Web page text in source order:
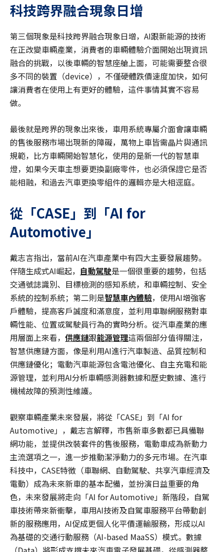
科技跨界融合現象日增
第三個現象是科技跨界融合現象日增，AI跟新能源的技術
在正改變車輛產業，消費者的車輛體驗介面開始出現資訊
融合的挑戰，以後車輛的智慧座艙上面，可能需要整合很
多不同的裝置（device），不僅硬體跌價速度加快，如何
讓消費者在使用上有更好的體驗，這件事情其實不容易
做。
最後就是跨界的現象出來後，車用系統專屬介面會讓車輛
的售後服務市場出現新的障礙，萬物上車皆需晶片與通訊
規範，比方車輛開始智慧化，使用的是新一代的智慧車
燈，如果今天車主想要更換副廠零件，也必須保證它是否
能相融，和過去汽車更換零組件的邏輯亦是大相逕庭。
從「CASE」到「AI for
Automotive」
戴志言指出，當前AI在汽車產業中有四大主要發展趨勢。
伴隨生成式AI崛起， 自動駕駛是一個很重要的趨勢，包括
交通號誌識別、目標檢測的感知系統，和車輛控制、安全
系統的控制系統；第二則是智慧車內體驗，使用AI增強客
戶體驗，提高客戶誠度和滿意度，並利用車聯網服務對車
輛性能、位置或駕駛員行為的實時分析。從汽車產業的應
用層面上來看， 供應鏈跟能源管理這兩個部分值得關注，
智慧供應鏈方面，像是利用AI進行汽車製造、品質控制和
供應鏈優化；電動汽車能源包含電池優化、自主充電和能
源管理，並利用AI分析車輛感測器數據和歷史數據、進行
機械故障的預測性維護。
觀察車輛產業未來發展，將從「CASE」到「AI for
Automotive」，戴志言解釋，市售新車多數都已具備聯
網功能，並提供改裝套件的售後服務，電動車成為新動力
主流選項之一，進一步推動潔淨動力的多元市場。在汽車
科技中，CASE特徴（車聯網、自動駕駛、共享汽車經濟及
電動）成為未來新車的基本配備，並扮演日益重要的角
色，未來發展將走向「AI for Automotive」新階段，自駕
車技術帶來新衝擊，車用AI技術及自駕車服務平台帶動創
新的服務應用，AI促成更個人化平價運輸服務，形成以AI
為基礎的交通行動服務（AI-based MaaSS）模式。數據